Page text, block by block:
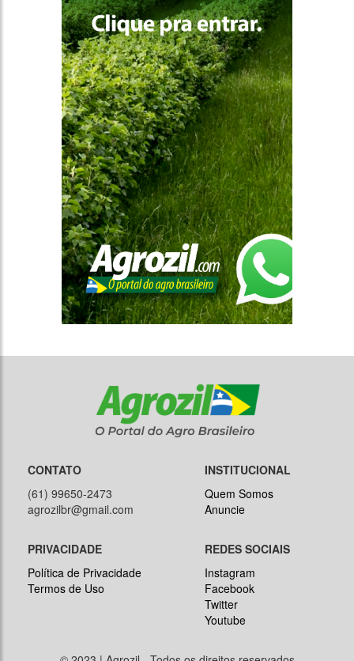
CONTATO
(61) 99650-2473
agrozilbr@gmail.com
INSTITUCIONAL
Quem Somos
Anuncie
PRIVACIDADE
Política de Privacidade
Termos de Uso
REDES SOCIAIS
Instagram
Facebook
Twitter
Youtube